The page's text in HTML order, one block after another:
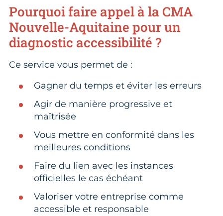
Pourquoi faire appel à la CMA
Nouvelle-Aquitaine pour un
diagnostic accessibilité ?
Ce service vous permet de :
Gagner du temps et éviter les erreurs
Agir de manière progressive et
maîtrisée
Vous mettre en conformité dans les
meilleures conditions
Faire du lien avec les instances
officielles le cas échéant
Valoriser votre entreprise comme
accessible et responsable